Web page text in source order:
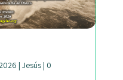
| Jesús| 0